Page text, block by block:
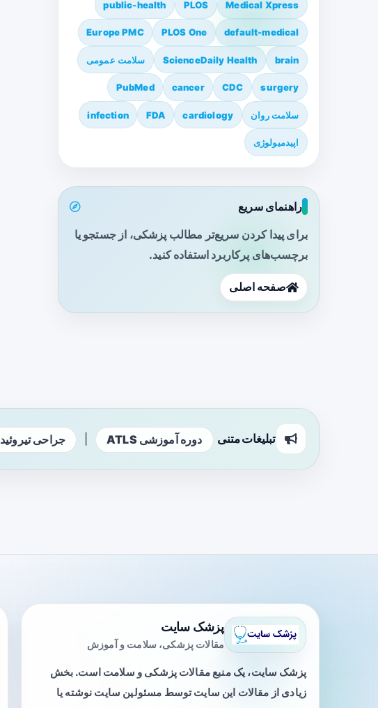
Medical Xpress
PLOS
public-health
default-medical
PLOS One
Europe PMC
brain
ScienceDaily Health سلامت عمومی
surgery
CDC
cancer
PubMed
سلامت روان cardiology
FDA
infection
اپیدمیولوژی
راهنمای سریع
برای پیدا کردن سریع‌تر مطالب پزشکی، از جستجو یا
برچسب‌های پرکاربرد استفاده کنید.
صفحه اصلی
تبلیغات متنی دوره آموزشی ATLS جراحی تیروئید
پزشک سایت
مقالات پزشکی، سلامت و آموزش
پزشک سایت، یک منبع مقالات پزشکی و سلامت است. بخش
زیادی از مقالات این سایت توسط مسئولین سایت نوشته یا